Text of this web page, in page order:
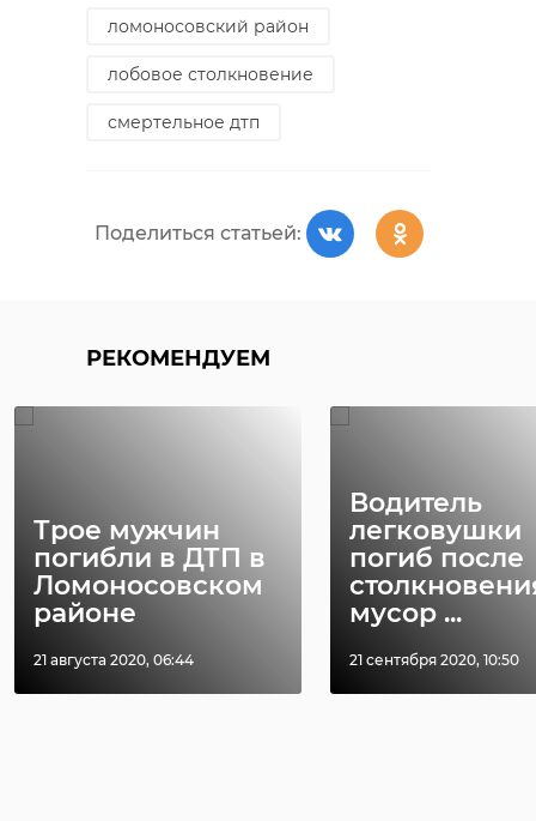
ломоносовский район
лобовое столкновение
смертельное дтп
Поделиться статьей:
РЕКОМЕНДУЕМ
Трое мужчин
погибли в ДТП в
Ломоносовском
районе
21 августа 2020, 06:44
Водитель
легковушки
погиб после
мусор ...
21 сентября 2020, 10:50